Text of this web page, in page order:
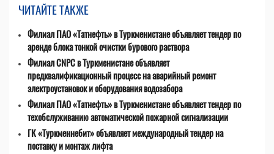
ЧИТАЙТЕ ТАКЖЕ
Филиал ПАО «Татнефть» в Туркменистане объявляет тендер по
аренде блока тонкой очистки бурового раствора
Филиал CNPC в Туркменистане объявляет
предквалификационный процесс на аварийный ремонт
электроустановок и оборудования водозабора
Филиал ПАО «Татнефть» в Туркменистане объявляет тендер по
техобслуживанию автоматической пожарной сигнализации
ГК «Туркменнебит» объявляет международный тендер на
поставку и монтаж лифта